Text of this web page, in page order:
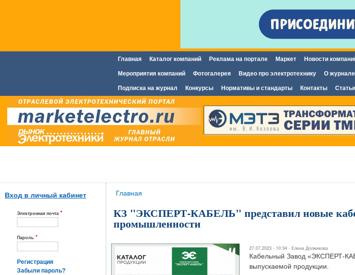
содержанию
Главное меню
Главная Каталог компаний Реклама на портале Маркет Новости
Мероприятия компаний Фотогалерея Видео про электротехнику О журнале
Подписка на журнал Конкурсы Нормативы и стандарты Контакты
Вход в личный кабинет
Электронная почта *
Пароль *
Регистрация
Забыли пароль?
Вы здесь
Главная
КЗ "ЭКСПЕРТ-КАБЕЛЬ" представил новые
промышленности
27.07.2023 - 10:34 - Елена Должикова
Кабельный Завод «ЭКСПЕРТ-
выпускаемой продукции.